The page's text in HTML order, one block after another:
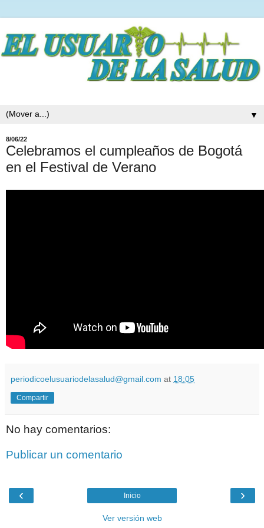
▼
8/06/22
Celebramos el cumpleaños de Bogotá
en el Festival de Verano
periodicoelusuariodelasalud@gmail.com at 18:05
Compartir
No hay comentarios:
Publicar un comentario
‹ ›
Inicio
Ver versión web